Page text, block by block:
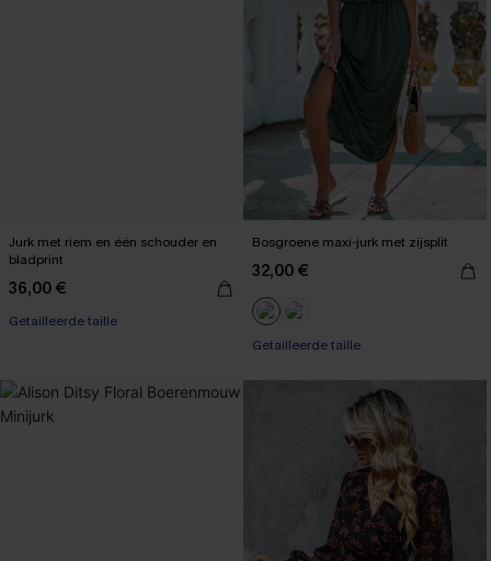
Jurk met riem en één schouder en
bladprint
36,00 €
Getailleerde taille
Bosgroene maxi-jurk met zijsplit
32,00 €
Getailleerde taille